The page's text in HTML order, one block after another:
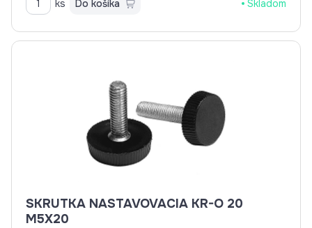
ks Do košíka Skladom
SKRUTKA NASTAVOVACIA KR-O 20
M5X20